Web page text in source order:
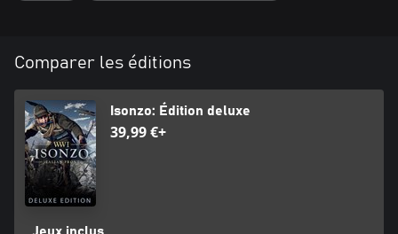
Comparer les éditions
Isonzo: Édition deluxe
39,99 €+